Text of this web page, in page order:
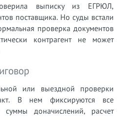
выписку из ЕГРЮЛ,
поставщика. Но суды встали
проверка документов
контрагент не может
или выездной проверки
акт. В нем фиксируются все
доначислений, расчет